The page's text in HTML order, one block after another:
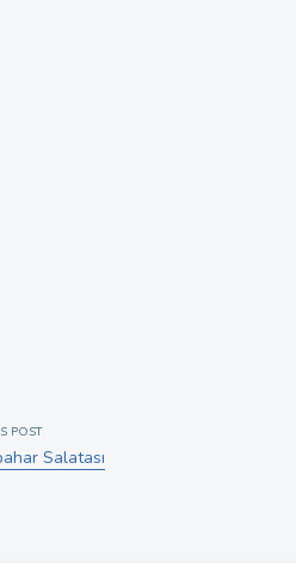
POST
Salatası